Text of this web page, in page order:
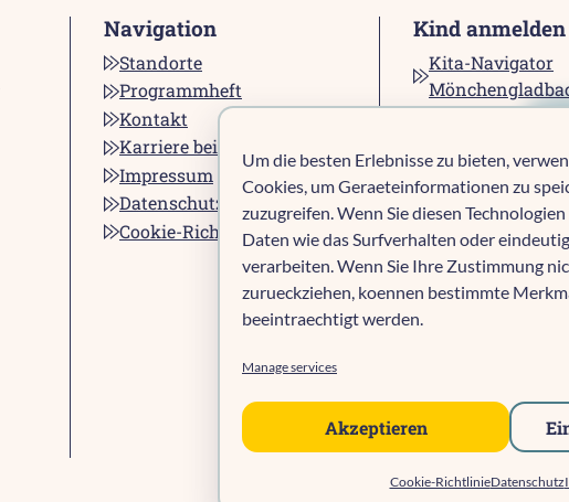
Um die besten Erlebnisse zu bieten,
Cookies, um Geraeteinformationen zu
zuzugreifen. Wenn Sie diesen
Daten wie das Surfverhalten oder
verarbeiten. Wenn Sie Ihre Zustimmung
zurueckziehen, koennen bestimmte
beeintraechtigt werden.
Manage services
Akzeptieren
Cookie-RichtlinieDatenschutz
Navigation
Standorte
Programmheft
Kontakt
Karriere bei pro multis
Impressum
Datenschutz
Cookie-Richtlinie (EU)
Kind anmelden
Kita-Navigator
Kita-Navigator
Kita-Navigator
Heinsberg
Kita-Navigator
Geilenkirchen
Kita-Navigator
Kita-Navigator